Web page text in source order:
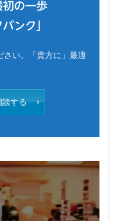
初の一歩
ンク」
さい。「貴方に」最適
談する